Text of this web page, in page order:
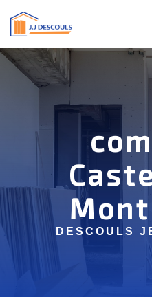
DESCOULS
Panneau de gestion des